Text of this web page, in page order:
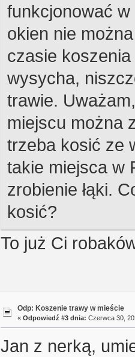
funkcjonować
okien nie
czasie
wysycha,
trawie.
miejscu można
trzeba kosić ze
takie miejsca w
zrobienie łąki.
kosić?
To już Ci
Odp: Koszenie trawy w mieście
« Odpowiedź #3 dnia: Czerwca 30,
Jan z nerką,